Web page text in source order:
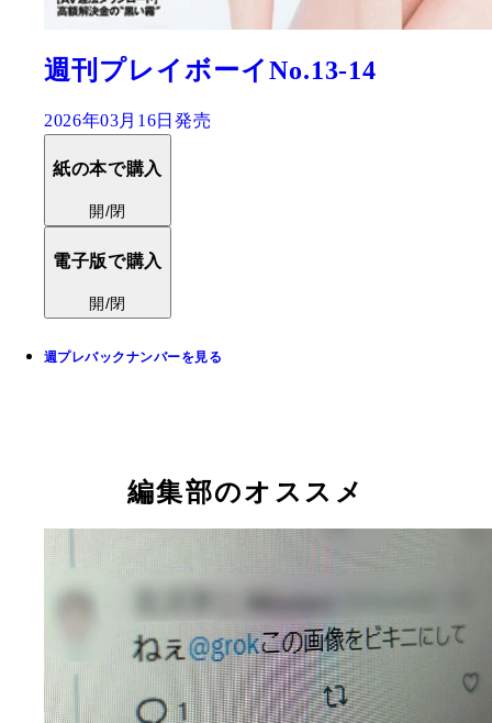
週刊プレイボーイNo.13-14
2026年03月16日発売
紙の本で購入
開/閉
電子版で購入
開/閉
週プレバックナンバーを見る
編集部のオススメ